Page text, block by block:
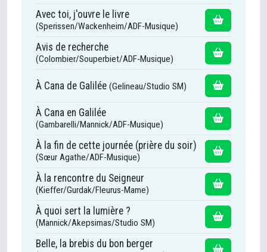
Avec toi, j'ouvre le livre
(Sperissen/Wackenheim/ADF-Musique)
Avis de recherche
(Colombier/Souperbiet/ADF-Musique)
À Cana de Galilée (Gelineau/Studio SM)
À Cana en Galilée
(Gambarelli/Mannick/ADF-Musique)
À la fin de cette journée (prière du soir)
(Sœur Agathe/ADF-Musique)
À la rencontre du Seigneur
(Kieffer/Gurdak/Fleurus-Mame)
À quoi sert la lumière ?
(Mannick/Akepsimas/Studio SM)
Belle, la brebis du bon berger